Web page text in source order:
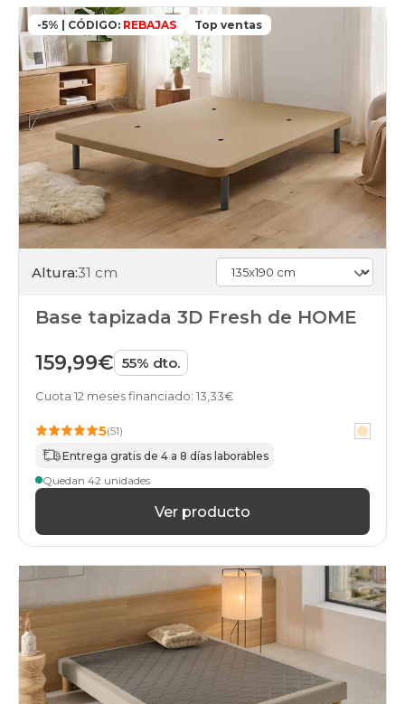
-5% | CÓDIGO: REBAJAS Top ventas
Altura:31 cm
Base tapizada 3D Fresh de HOME
159,99€ 55% dto.
Cuota 12 meses financiado: 13,33€
5(51)
Entrega gratis de 4 a 8 días laborables
Quedan 42 unidades
Ver producto